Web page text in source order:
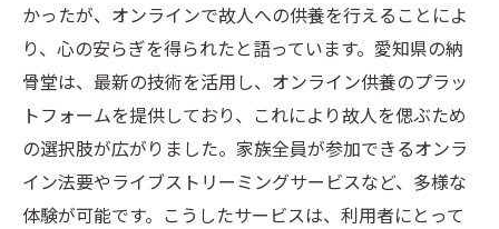
かったが、オンラインで故人への供養を行えることによ
り、心の安らぎを得られたと語っています。愛知県の納
骨堂は、最新の技術を活用し、オンライン供養のプラッ
トフォームを提供しており、これにより故人を偲ぶため
の選択肢が広がりました。家族全員が参加できるオンラ
イン法要やライブストリーミングサービスなど、多様な
体験が可能です。こうしたサービスは、利用者にとって